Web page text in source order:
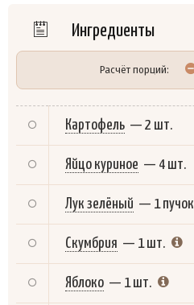
Ингредиенты
Расчёт порций:
Картофель — 2 шт.
Яйцо куриное — 4 шт.
Лук зелёный — 1 пучок
Скумбрия — 1 шт.
Яблоко — 1 шт.